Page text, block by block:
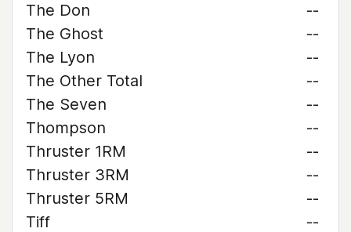
The Don
--
The Ghost
--
The Lyon
--
The Other Total
--
The Seven
--
Thompson
--
Thruster 1RM
--
Thruster 3RM
--
Thruster 5RM
--
Tiff
--